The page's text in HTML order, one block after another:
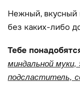
Нежный,
без каких-либо
Тебе
миндальной муки,
подсластитель,